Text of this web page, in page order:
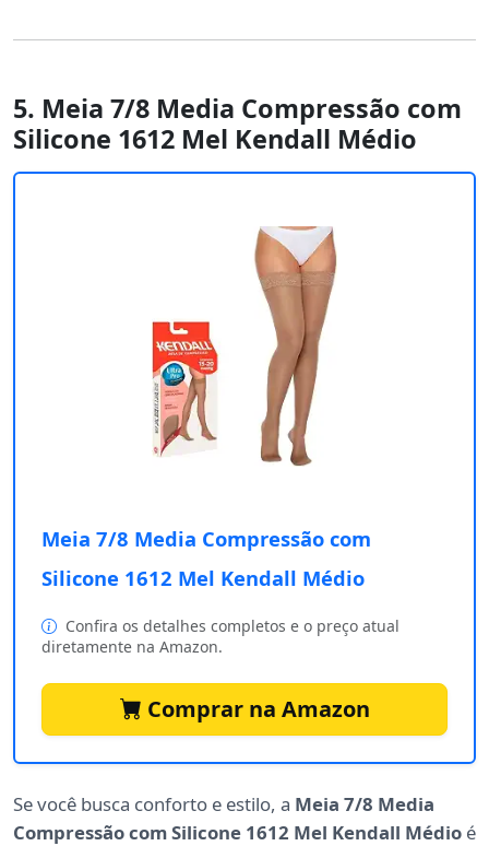
5. Meia 7/8 Media Compressão com
Silicone 1612 Mel Kendall Médio
Meia 7/8 Media Compressão com
Silicone 1612 Mel Kendall Médio
Confira os detalhes completos e o preço atual
diretamente na Amazon.
Comprar na Amazon
Se você busca conforto e estilo, a Meia 7/8 Media
Compressão com Silicone 1612 Mel Kendall Médio é